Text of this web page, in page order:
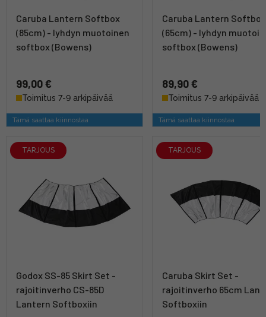
Caruba Lantern Softbox
(85cm) - lyhdyn muotoinen
softbox (Bowens)
99,00 €
Toimitus 7-9 arkipäivää
Tämä saattaa kiinnostaa
Caruba Lantern Softbox
(65cm) - lyhdyn
softbox (Bowens)
89,90 €
Toimitus 7-9 arkipäivää
Tämä saattaa kiinnostaa
TARJOUS
Godox SS-85 Skirt Set -
rajoitinverho CS-85D
Lantern Softboxiin
TARJOUS
Caruba Skirt Set -
rajoitinverho 65cm
Softboxiin